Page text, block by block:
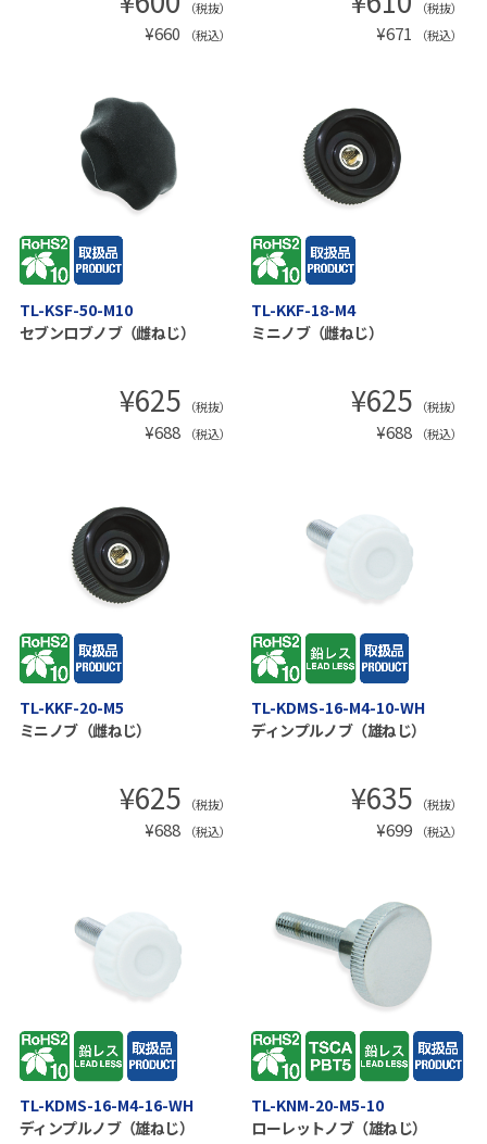
（税抜）
¥660 （税込）
（税抜）
¥671 （税込）
TL-KSF-50-M10
セブンロブノブ（雌ねじ）
¥625 （税抜）
¥688 （税込）
TL-KKF-18-M4
ミニノブ（雌ねじ）
¥625 （税抜）
¥688 （税込）
TL-KKF-20-M5
ミニノブ（雌ねじ）
¥625 （税抜）
¥688 （税込）
TL-KDMS-16-M4-10-WH
ディンプルノブ（雄ねじ）
¥635 （税抜）
¥699 （税込）
TL-KDMS-16-M4-16-WH
ディンプルノブ（雄ねじ）
TL-KNM-20-M5-10
ローレットノブ（雄ねじ）